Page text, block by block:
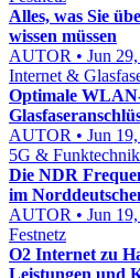
Alles, was Sie
wissen müssen
AUTOR • Jun
Internet &
Optimale
AUTOR • Jun
5G & Funktechnik
Die NDR
im
AUTOR • Jun
Festnetz
O2 Internet zu
Leistungen und